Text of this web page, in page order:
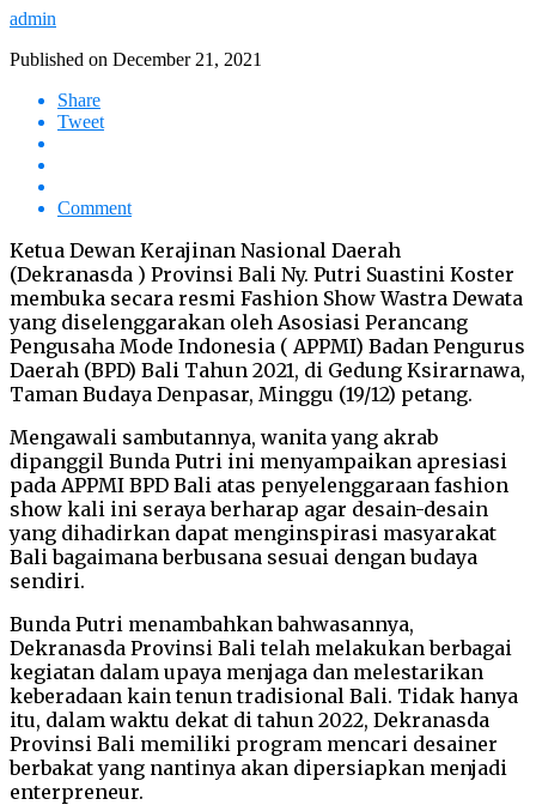
admin
Published on December 21, 2021
Share
Tweet
Comment
Ketua Dewan Kerajinan Nasional Daerah
(Dekranasda ) Provinsi Bali Ny. Putri Suastini Koster
membuka secara resmi Fashion Show Wastra Dewata
yang diselenggarakan oleh Asosiasi Perancang
Pengusaha Mode Indonesia ( APPMI) Badan Pengurus
Daerah (BPD) Bali Tahun 2021, di Gedung Ksirarnawa,
Taman Budaya Denpasar, Minggu (19/12) petang.
Mengawali sambutannya, wanita yang akrab
dipanggil Bunda Putri ini menyampaikan apresiasi
pada APPMI BPD Bali atas penyelenggaraan fashion
show kali ini seraya berharap agar desain-desain
yang dihadirkan dapat menginspirasi masyarakat
Bali bagaimana berbusana sesuai dengan budaya
sendiri.
Bunda Putri menambahkan bahwasannya,
Dekranasda Provinsi Bali telah melakukan berbagai
kegiatan dalam upaya menjaga dan melestarikan
keberadaan kain tenun tradisional Bali. Tidak hanya
itu, dalam waktu dekat di tahun 2022, Dekranasda
Provinsi Bali memiliki program mencari desainer
berbakat yang nantinya akan dipersiapkan menjadi
enterpreneur.